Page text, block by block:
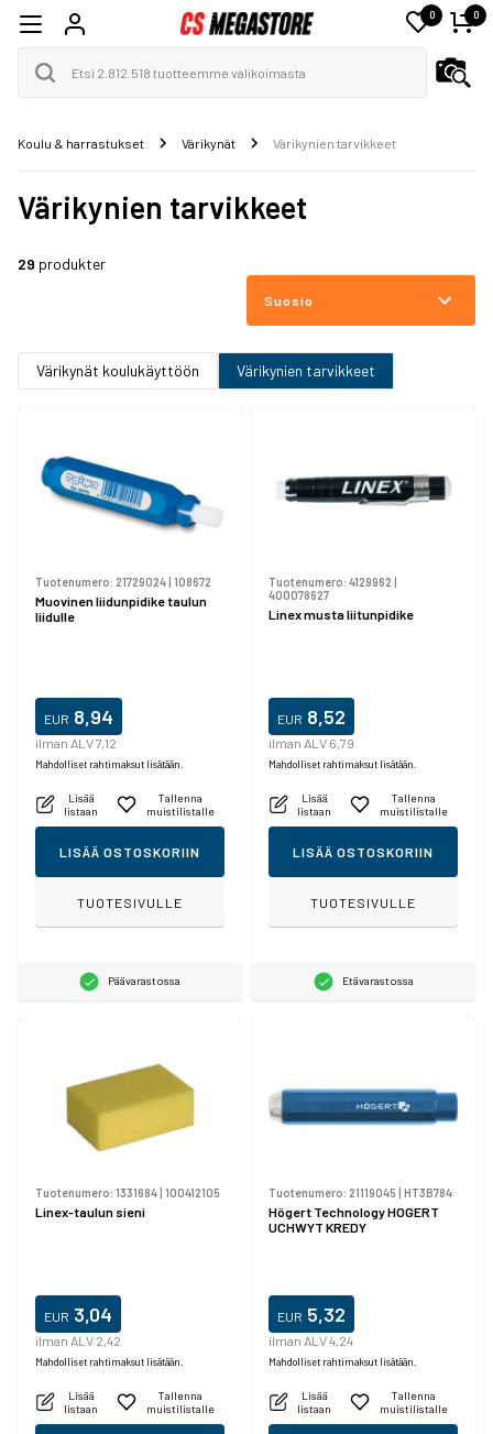
0 0
Koulu & harrastukset Värikynät Värikynien tarvikkeet
Värikynien tarvikkeet
29 produkter
Suosio
Värikynät koulukäyttöön Värikynien tarvikkeet
Tuotenumero: 21729024| 108672
Muovinen liidunpidike taulun
liidulle
EUR 8,94
ilman ALV 7,12
Mahdolliset rahtimaksut lisätään.
Lisää
listaan
Tallenna
muistilistalle
LISÄÄ OSTOSKORIIN
TUOTESIVULLE
Päävarastossa
Tuotenumero: 4129962 |
400078627
Linex musta liitunpidike
EUR 8,52
ilman ALV 6,79
Mahdolliset rahtimaksut lisätään.
Lisää
listaan
Tallenna
muistilistalle
LISÄÄ OSTOSKORIIN
TUOTESIVULLE
Etävarastossa
Tuotenumero: 1331684| 100412105
Linex-taulun sieni
EUR 3,04
ilman ALV 2,42
Mahdolliset rahtimaksut lisätään.
Lisää
listaan
Tallenna
muistilistalle
Tuotenumero: 21119045| HT3B784
Högert Technology HOGERT
UCHWYT KREDY
EUR 5,32
ilman ALV 4,24
Mahdolliset rahtimaksut lisätään.
Lisää
listaan
Tallenna
muistilistalle